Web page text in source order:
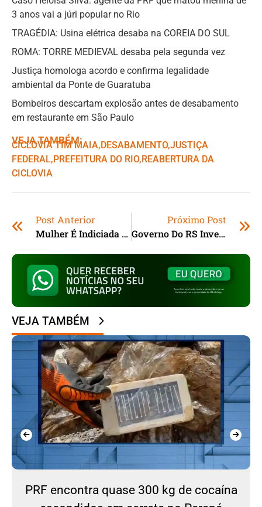
3 anos vai a júri popular no Rio
TRAGÉDIA: Usina elétrica desaba na COREIA DO SUL
ROMA: TORRE MEDIEVAL desaba pela segunda vez
Justiça homologa acordo e confirma legalidade
ambiental da Ponte de Guaratuba
Bombeiros descartam explosão antes de desabamento
em restaurante em São Paulo
VEJA TAMBÉM:
CICLOVIA TIM MAIA,ㅤ DESABAMENTO,ㅤJUSTIÇA
FEDERAL,ㅤ PREFEITURA DO RIO,ㅤ REABERTURA DA
CICLOVIA
Post Anterior
Mulher É Indiciada Por Manter Cão Em Situação De Maus-Tratos Em Mafra (SC)
Próximo Post
Governo Do RS Investe R$ 3,3 Milhões Em Reformas De Cinco Escolas
VEJA TAMBÉM
PRF encontra quase 300 kg de cocaína